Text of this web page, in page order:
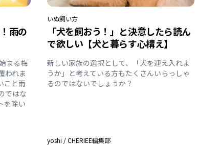
雨の
まる梅
われま
こと雨
ではな
を除い
いぬ飼い方
「犬を飼おう！」と決意したら読ん
で欲しい【犬と暮らす心構え】
新しい家族の選択として、「犬を迎え入れよ
うか」と考えている方もたくさんいらっしゃ
るのではないでしょうか？
yoshi /CHERIEE編集部